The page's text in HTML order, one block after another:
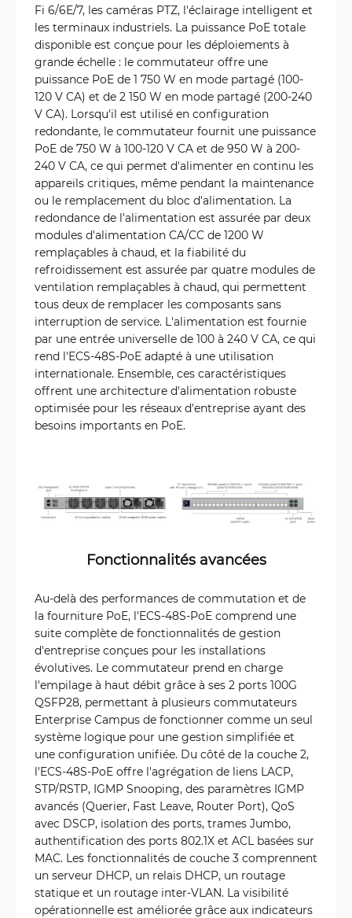
Fi 6/6E/7, les caméras PTZ, l'éclairage intelligent et
les terminaux industriels. La puissance PoE totale
disponible est conçue pour les déploiements à
grande échelle : le commutateur offre une
puissance PoE de 1 750 W en mode partagé (100-
120 V CA) et de 2 150 W en mode partagé (200-240
V CA). Lorsqu'il est utilisé en configuration
redondante, le commutateur fournit une puissance
PoE de 750 W à 100-120 V CA et de 950 W à 200-
240 V CA, ce qui permet d'alimenter en continu les
appareils critiques, même pendant la maintenance
ou le remplacement du bloc d'alimentation. La
redondance de l'alimentation est assurée par deux
modules d'alimentation CA/CC de 1200 W
remplaçables à chaud, et la fiabilité du
refroidissement est assurée par quatre modules de
ventilation remplaçables à chaud, qui permettent
tous deux de remplacer les composants sans
interruption de service. L'alimentation est fournie
par une entrée universelle de 100 à 240 V CA, ce qui
rend l'ECS-48S-PoE adapté à une utilisation
internationale. Ensemble, ces caractéristiques
offrent une architecture d'alimentation robuste
optimisée pour les réseaux d'entreprise ayant des
besoins importants en PoE.
Fonctionnalités avancées
Au-delà des performances de commutation et de
la fourniture PoE, l'ECS-48S-PoE comprend une
suite complète de fonctionnalités de gestion
d'entreprise conçues pour les installations
évolutives. Le commutateur prend en charge
l'empilage à haut débit grâce à ses 2 ports 100G
QSFP28, permettant à plusieurs commutateurs
Enterprise Campus de fonctionner comme un seul
système logique pour une gestion simplifiée et
une configuration unifiée. Du côté de la couche 2,
l'ECS-48S-PoE offre l'agrégation de liens LACP,
STP/RSTP, IGMP Snooping, des paramètres IGMP
avancés (Querier, Fast Leave, Router Port), QoS
avec DSCP, isolation des ports, trames Jumbo,
authentification des ports 802.1X et ACL basées sur
MAC. Les fonctionnalités de couche 3 comprennent
un serveur DHCP, un relais DHCP, un routage
statique et un routage inter-VLAN. La visibilité
opérationnelle est améliorée grâce aux indicateurs